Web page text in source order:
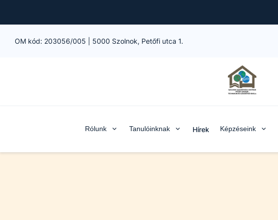
OM kód: 203056/005 5000 Szolnok, Petőfi utca 1.
Rólunk Tanulóinknak Hírek Képzéseink